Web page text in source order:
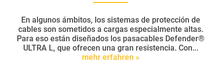
En algunos ámbitos, los sistemas de protección de
cables son sometidos a cargas especialmente altas.
Para eso están diseñados los pasacables Defender®
ULTRA L, que ofrecen una gran resistencia. Con...
mehr erfahren »